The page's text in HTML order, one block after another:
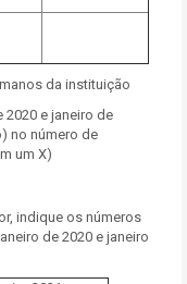
da instituição
e janeiro de
no número de
um X)
indique os números
de 2020 e janeiro